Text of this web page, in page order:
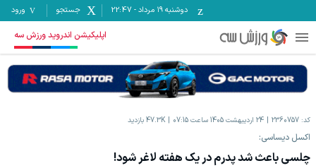
دوشنبه ۱۹ مرداد -
22:47 جستجو ورود
اپلیکیشن اندروید ورزش سه
کد: 2360757 24 اردیبهشت 1405 ساعت 07:15 47.3K بازدید
اکسل دیساسی:
چلسی باعث شد پدرم در یک هفته لاغر شود!